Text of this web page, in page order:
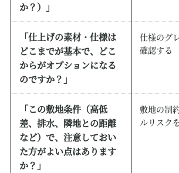
か？）」
「仕上げの素材・仕様は
どこまでが基本で、どこ
からがオプションになる
のですか？」
仕様のグ
確認する
「この敷地条件（高低
差、排水、隣地との距離
など）で、注意しておい
た方がよい点はあります
か？」
敷地の制
ルリスク